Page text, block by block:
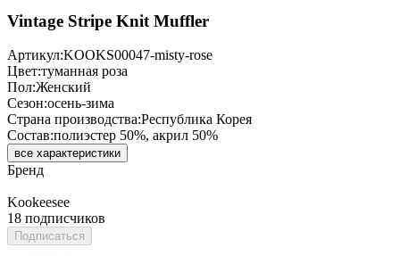
Vintage Stripe Knit Muffler
Артикул:KOOKS00047-misty-rose
Цвет:туманная роза
Пол:Женский
Сезон:осень-зима
Страна производства:Республика Корея
Состав:полиэстер 50%, акрил 50%
все характеристики
Бренд
Kookeesee
18 подписчиков
Подписаться